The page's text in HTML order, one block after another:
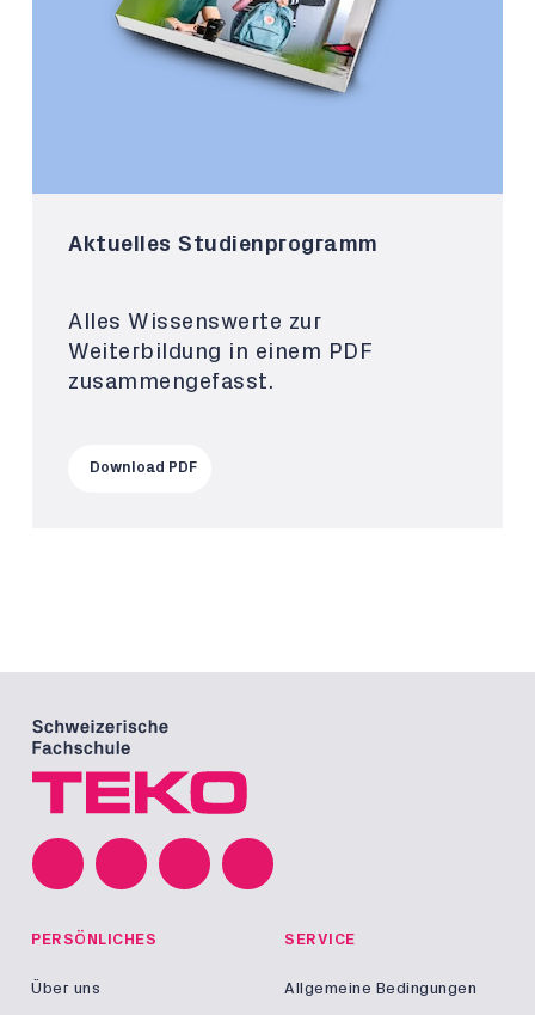
Aktuelles Studienprogramm
Alles Wissenswerte zur
Weiterbildung in einem PDF
zusammengefasst.
Download PDF
PERSÖNLICHES
Über uns
SERVICE
Allgemeine Bedingungen